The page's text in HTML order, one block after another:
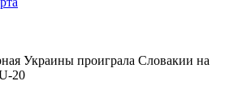
Украины проиграла Словакии на
20